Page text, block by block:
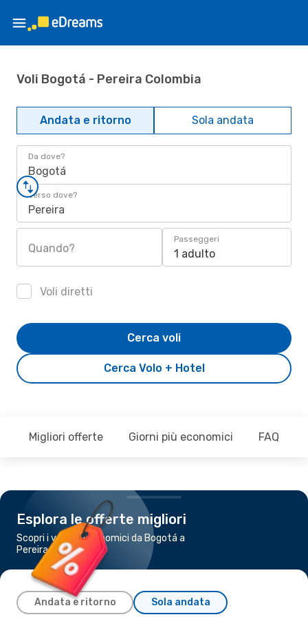
Voli Bogotá - Pereira Colombia
Andata e ritorno Sola andata
Da dove?
Bogotá
Verso dove?
Pereira
Quando?
Passeggeri
1 adulto
Voli diretti
Cerca Volo + Hotel
Cerca voli
Migliori offerte Giorni più economici FAQ
Esplora le offerte migliori
Scopri i voli più economici da Bogotá a
Pereira
Andata e ritorno Sola andata